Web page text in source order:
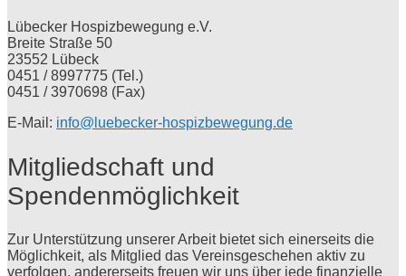
Lübecker Hospizbewegung e.V.
Breite Straße 50
23552 Lübeck
0451 / 8997775 (Tel.)
0451 / 3970698 (Fax)
E-Mail: info@luebecker-hospizbewegung.de
Mitgliedschaft und
Spendenmöglichkeit
Zur Unterstützung unserer Arbeit bietet sich einerseits die
Möglichkeit, als Mitglied das Vereinsgeschehen aktiv zu
verfolgen, andererseits freuen wir uns über jede finanzielle